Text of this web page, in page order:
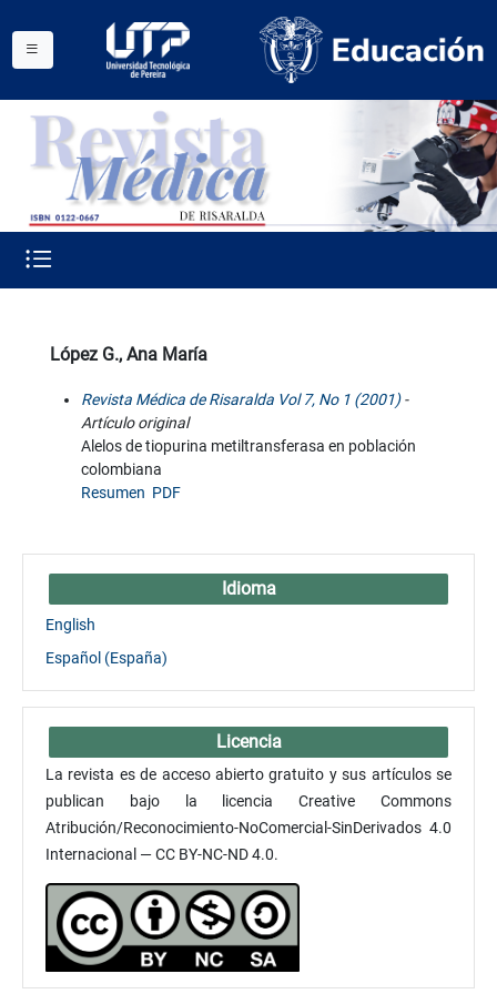
López G., Ana María
Revista Médica de Risaralda Vol 7, No 1 (2001)-
Artículo original
Alelos de tiopurina metiltransferasa en población
colombiana
Resumen PDF
Idioma
English
Español (España)
Licencia
La revista es de acceso abierto gratuito y sus artículos se
publican bajo la licencia Creative Commons
Atribución/Reconocimiento-NoComercial-SinDerivados 4.0
Internacional — CC BY-NC-ND 4.0.